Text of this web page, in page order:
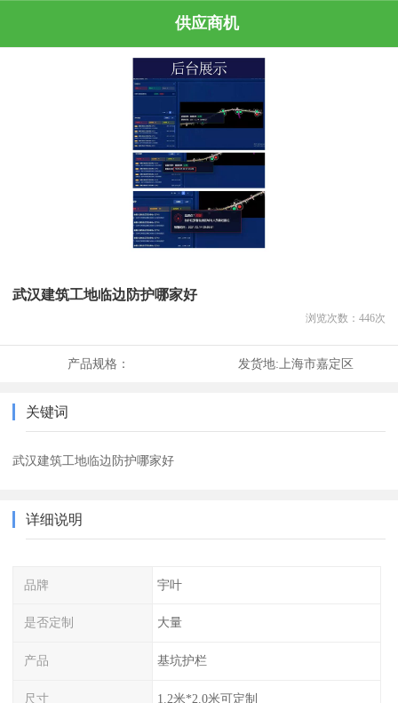
供应商机
武汉建筑工地临边防护哪家好
浏览次数： 446次
产品规格： 发货地:上海市嘉定区
关键词
武汉建筑工地临边防护哪家好
详细说明
品牌 宇叶
是否定制 大量
产品 基坑护栏
尺寸 1.2米*2.0米可定制